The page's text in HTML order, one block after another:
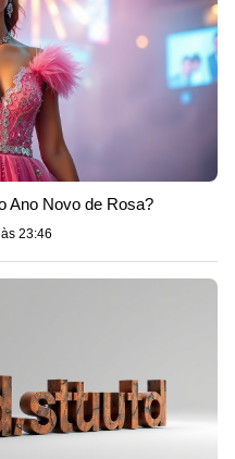
Ano Novo de Rosa?
23:46